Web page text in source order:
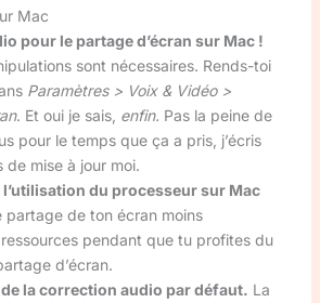
Mac
pour le partage d’écran sur Mac !
sont nécessaires. Rends-toi
Paramètres > Voix & Vidéo >
. Et oui je sais, enfin. Pas la peine de
pour le temps que ça a pris, j’écris
de mise à jour moi.
l’utilisation du processeur sur Mac
partage de ton écran moins
pendant que tu profites du
d’écran.
la correction audio par défaut. La